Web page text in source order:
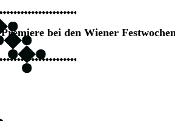
Premiere bei den Wiener